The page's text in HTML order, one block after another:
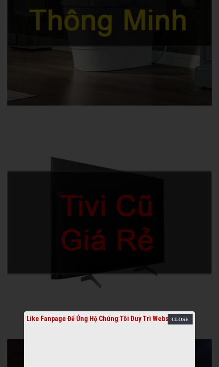
Like Fanpage Để Ủng Hộ Chúng Tôi Duy Trì Website